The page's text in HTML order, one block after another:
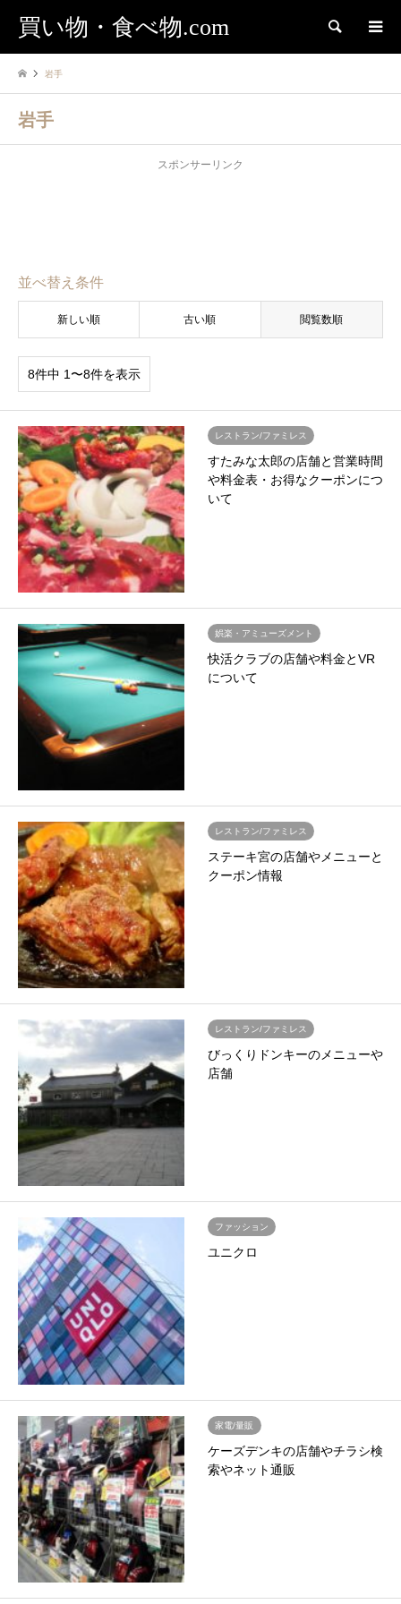
買い物・食べ物.com 検索
岩手
岩手
スポンサーリンク
並べ替え条件
新しい順 古い順 閲覧数順
8件中 1〜8件を表示
レストラン/ファミレス
すたみな太郎の店舗と営業時間
や料金表・お得なクーポンにつ
いて
娯楽・アミューズメント
快活クラブの店舗や料金とVR
について
レストラン/ファミレス
ステーキ宮の店舗やメニューと
クーポン情報
レストラン/ファミレス
びっくりドンキーのメニューや
店舗
ファッション
ユニクロ
家電/量販
ケーズデンキの店舗やチラシ検
索やネット通販